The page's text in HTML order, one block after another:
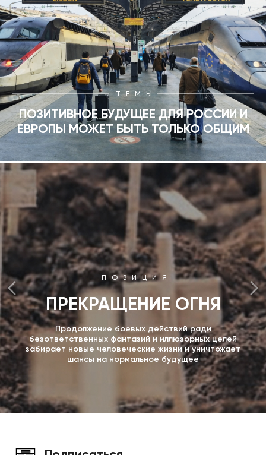
ТЕМЫ
ПОЗИТИВНОЕ БУДУЩЕЕ ДЛЯ РОССИИ И
ЕВРОПЫ МОЖЕТ БЫТЬ ТОЛЬКО ОБЩИМ
ПОЗИЦИЯ
ПРЕКРАЩЕНИЕ ОГНЯ
Продолжение боевых действий ради
безответственных фантазий и иллюзорных целей
забирает новые человеческие жизни и уничтожает
шансы на нормальное будущее